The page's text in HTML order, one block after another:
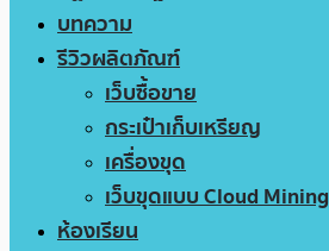
บทความ
รีวิวผลิตภัณฑ์
เว็บซื้อขาย
กระเป๋าเก็บเหรียญ
เครื่องขุด
เว็บขุดแบบ Cloud Mining
ห้องเรียน